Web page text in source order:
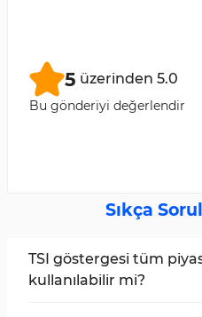
5 üzerinden 5.0
Bu gönderiyi değerlendir
Sıkça
TSI göstergesi tüm
kullanılabilir mi?